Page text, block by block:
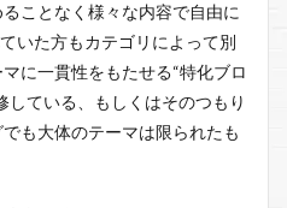
ことなく様々な内容で自由に
いた方もカテゴリによって別
に一貫性をもたせる“特化ブロ
している、もしくはそのつもり
も大体のテーマは限られたも